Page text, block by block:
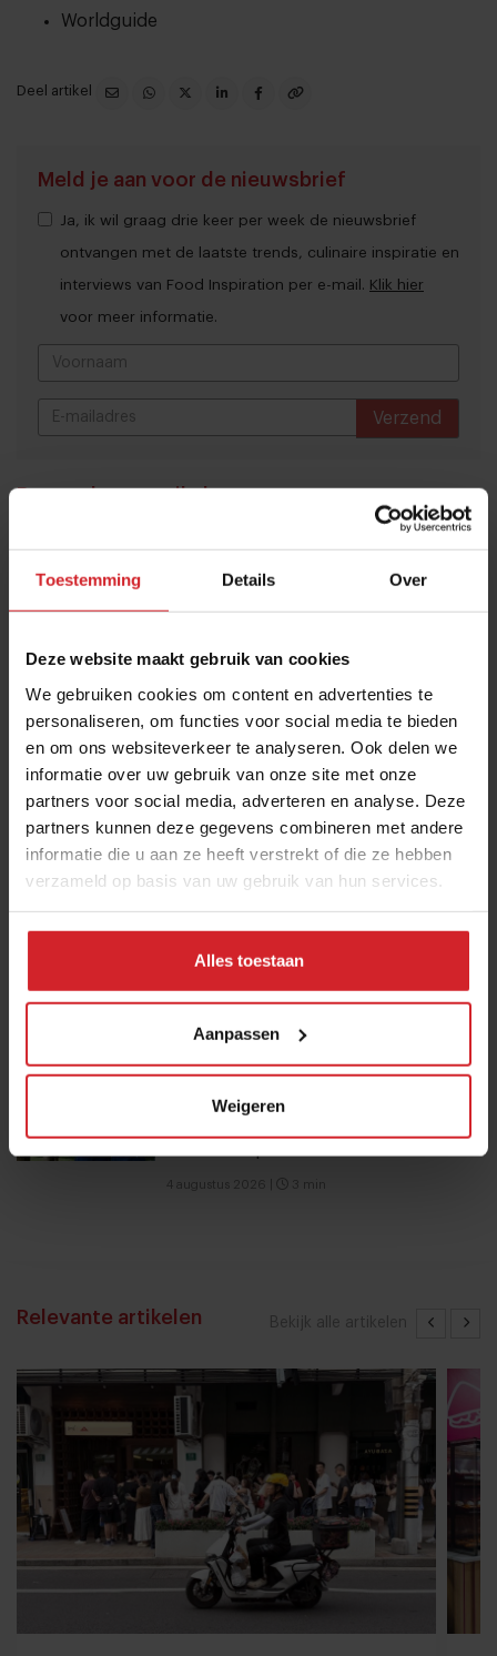
Toestemming Details Over
Deze website maakt gebruik van cookies
We gebruiken cookies om content en advertenties te
personaliseren, om functies voor social media te bieden
en om ons websiteverkeer te analyseren. Ook delen we
informatie over uw gebruik van onze site met onze
partners voor social media, adverteren en analyse. Deze
partners kunnen deze gegevens combineren met andere
informatie die u aan ze heeft verstrekt of die ze hebben
verzameld op basis van uw gebruik van hun services.
Alles toestaan
Aanpassen
Weigeren
Worldguide
Deel artikel
Meld je aan voor de nieuwsbrief
Ja, ik wil graag drie keer per week de nieuwsbrief
ontvangen met de laatste trends, culinaire inspiratie en
interviews van Food Inspiration per e-mail. Klik hier
voor meer informatie.
Verzend
Best gelezen artikelen
7 augustus 2026|
Dynamische tijd voor Bakker Bart: van
9 naar 14 miljoen bezoekers door to
go-locaties
7 min
Mijn favo influencer gaat naar Japan,
dus ik ga naar Japan
7 augustus 2026
Eten in Amsterdam: van verscholen
eetcafés tot De Strip in Noord
openen eenmalig pop-uprestaurant
4 augustus 2026 3 min
Bekijk alle artikelen
Relevante artikelen